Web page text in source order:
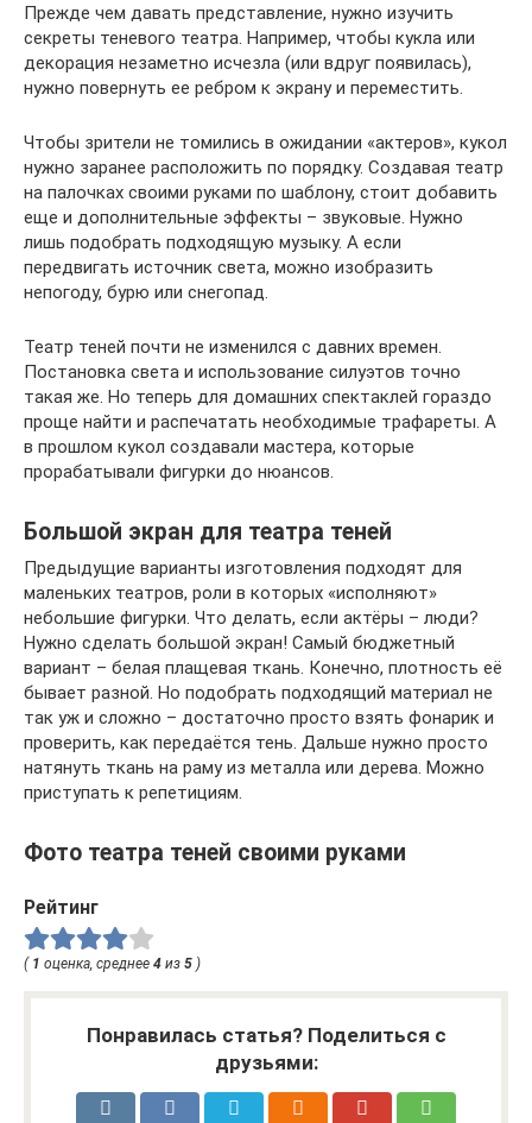
Прежде чем давать представление, нужно изучить
секреты теневого театра. Например, чтобы кукла или
декорация незаметно исчезла (или вдруг появилась),
нужно повернуть ее ребром к экрану и переместить.
Чтобы зрители не томились в ожидании «актеров», кукол
нужно заранее расположить по порядку. Создавая театр
на палочках своими руками по шаблону, стоит добавить
еще и дополнительные эффекты – звуковые. Нужно
лишь подобрать подходящую музыку. А если
передвигать источник света, можно изобразить
непогоду, бурю или снегопад.
Театр теней почти не изменился с давних времен.
Постановка света и использование силуэтов точно
такая же. Но теперь для домашних спектаклей гораздо
проще найти и распечатать необходимые трафареты. А
в прошлом кукол создавали мастера, которые
прорабатывали фигурки до нюансов.
Большой экран для театра теней
Предыдущие варианты изготовления подходят для
маленьких театров, роли в которых «исполняют»
небольшие фигурки. Что делать, если актёры – люди?
Нужно сделать большой экран! Самый бюджетный
вариант – белая плащевая ткань. Конечно, плотность её
бывает разной. Но подобрать подходящий материал не
так уж и сложно – достаточно просто взять фонарик и
проверить, как передаётся тень. Дальше нужно просто
натянуть ткань на раму из металла или дерева. Можно
приступать к репетициям.
Фото театра теней своими руками
Рейтинг
( 1 оценка, среднее 4 из 5 )
Понравилась статья? Поделиться с
друзьями: